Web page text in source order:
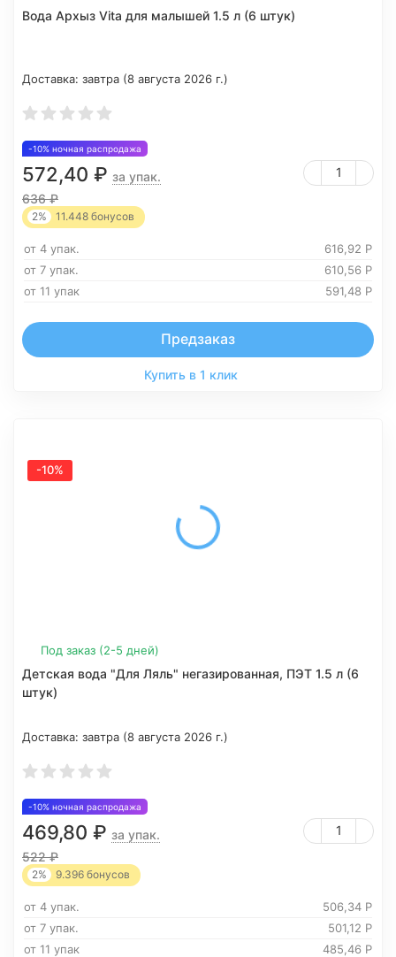
Вода Архыз Vita для малышей 1.5 л (6 штук)
Доставка: завтра (8 августа 2026 г.)
-10% ночная распродажа
572,40 ₽ за упак.
636₽
2% 11.448 бонусов
от 4 упак. 616,92 Р
от 7 упак.
610,56 Р
от 11 упак
591,48 Р
Предзаказ
Купить в 1 клик
-10%
Под заказ (2-5 дней)
Детская вода "Для Ляль" негазированная, ПЭТ 1.5 л (6
штук)
Доставка: завтра (8 августа 2026 г.)
-10% ночная распродажа
469,80 ₽ за упак.
522₽
2% 9.396 бонусов
от 4 упак. 506,34 Р
от 7 упак.
501,12 Р
от 11 упак
485,46 Р